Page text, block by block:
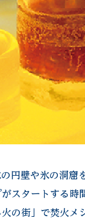
円壁や氷の洞窟
スタートする時
の街」で焚火メ